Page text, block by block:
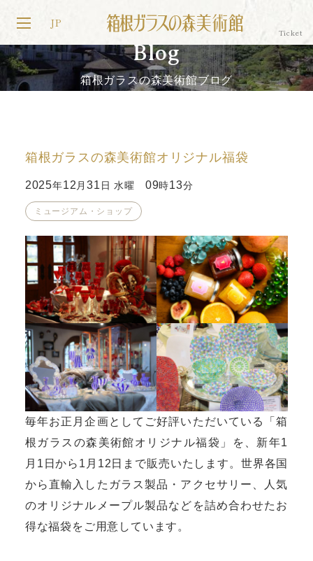
JP
Blog
箱根ガラスの森美術館ブログ
箱根ガラスの森美術館オリジナル福袋
2025年12 月31 日 水曜 09時13分
ミュージアム・ショップ
毎年お正月企画としてご好評いただいている「箱
根ガラスの森美術館オリジナル福袋」を、新年1
月1日から1月12日まで販売いたします。世界各国
から直輸入したガラス製品・アクセサリー、人気
のオリジナルメープル製品などを詰め合わせたお
得な福袋をご用意しています。